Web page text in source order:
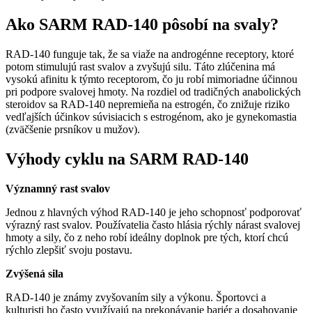
Ako SARM RAD-140 pôsobí na svaly?
RAD-140 funguje tak, že sa viaže na androgénne receptory, ktoré
potom stimulujú rast svalov a zvyšujú silu. Táto zlúčenina má
vysokú afinitu k týmto receptorom, čo ju robí mimoriadne účinnou
pri podpore svalovej hmoty. Na rozdiel od tradičných anabolických
steroidov sa RAD-140 nepremieňa na estrogén, čo znižuje riziko
vedľajších účinkov súvisiacich s estrogénom, ako je gynekomastia
(zväčšenie prsníkov u mužov).
Výhody cyklu na SARM RAD-140
Významný rast svalov
Jednou z hlavných výhod RAD-140 je jeho schopnosť podporovať
výrazný rast svalov. Používatelia často hlásia rýchly nárast svalovej
hmoty a sily, čo z neho robí ideálny doplnok pre tých, ktorí chcú
rýchlo zlepšiť svoju postavu.
Zvýšená sila
RAD-140 je známy zvyšovaním sily a výkonu. Športovci a
kulturisti ho často využívajú na prekonávanie bariér a dosahovanie